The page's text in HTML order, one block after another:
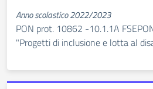
Anno scolastico 2022/2023
PON prot. 10862 -10.1.1A
"Progetti di inclusione e lotta al